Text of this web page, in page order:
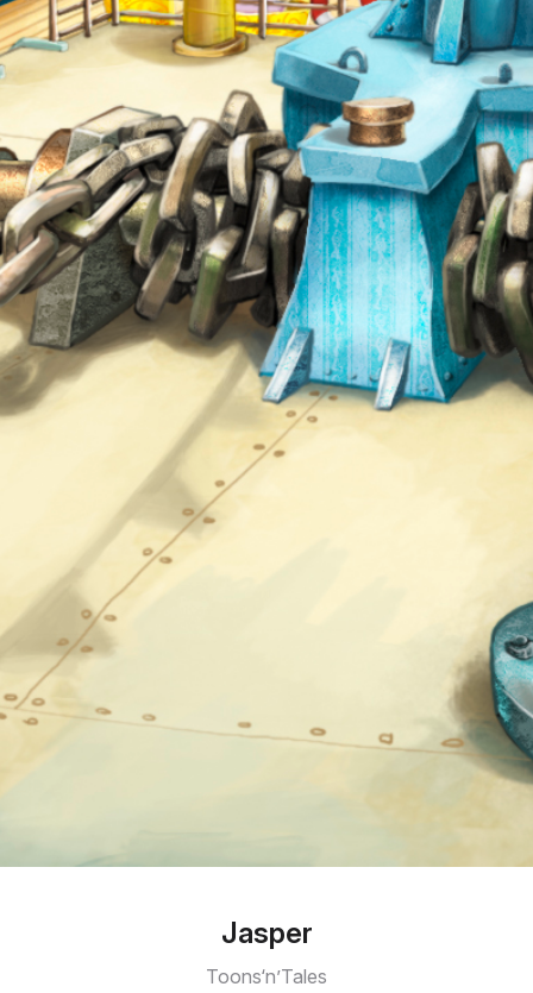
Jasper
Toons‘n’Tales